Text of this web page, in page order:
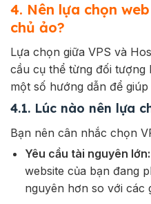
4. Nên lựa chọn
chủ ảo?
Lựa chọn giữa VPS và
cầu cụ thể từng đối tượng
một số hướng dẫn để
4.1. Lúc nào nên lựa
Bạn nên cân nhắc chọn
Yêu cầu tài nguyên lớn:
website của bạn đang
nguyên hơn so với các